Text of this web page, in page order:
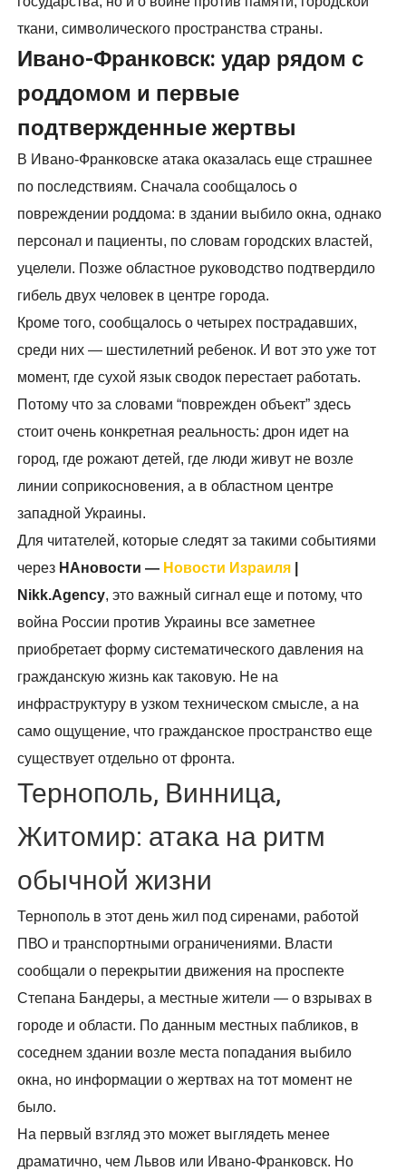
ткани, символического пространства страны.
Ивано-Франковск: удар рядом с
роддомом и первые
подтвержденные жертвы
В Ивано-Франковске атака оказалась еще страшнее
по последствиям. Сначала сообщалось о
повреждении роддома: в здании выбило окна, однако
персонал и пациенты, по словам городских властей,
уцелели. Позже областное руководство подтвердило
гибель двух человек в центре города.
Кроме того, сообщалось о четырех пострадавших,
среди них — шестилетний ребенок. И вот это уже тот
момент, где сухой язык сводок перестает работать.
Потому что за словами “поврежден объект” здесь
стоит очень конкретная реальность: дрон идет на
город, где рожают детей, где люди живут не возле
линии соприкосновения, а в областном центре
западной Украины.
Для читателей, которые следят за такими событиями
через НАновости — Новости Израиля
Nikk.Agency, это важный сигнал еще и потому, что
война России против Украины все заметнее
приобретает форму систематического давления на
гражданскую жизнь как таковую. Не на
инфраструктуру в узком техническом смысле, а на
само ощущение, что гражданское пространство еще
существует отдельно от фронта.
Тернополь, Винница,
Житомир: атака на ритм
обычной жизни
Тернополь в этот день жил под сиренами, работой
ПВО и транспортными ограничениями. Власти
сообщали о перекрытии движения на проспекте
Степана Бандеры, а местные жители — о взрывах в
городе и области. По данным местных пабликов, в
соседнем здании возле места попадания выбило
окна, но информации о жертвах на тот момент не
было.
На первый взгляд это может выглядеть менее
драматично, чем Львов или Ивано-Франковск. Но